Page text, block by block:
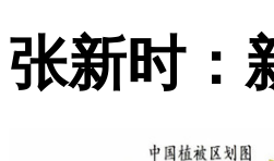
张新时：